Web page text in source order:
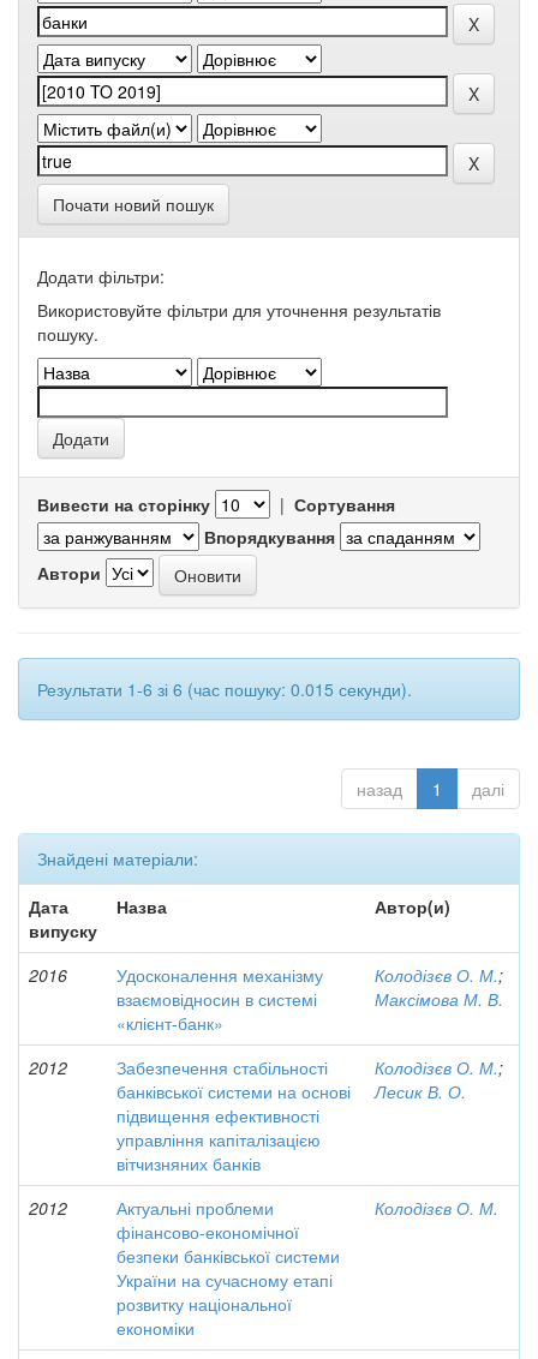
Почати новий пошук
Додати фільтри:
Використовуйте фільтри для уточнення результатів
пошуку.
Вивести на сторінку | Сортування
Впорядкування
Автори
Результати 1-6 зі 6 (час пошуку: 0.015 секунди).
назад 1 далі
Знайдені матеріали:
Дата
випуску
Назва Автор(и)
2016
Удосконалення механізму
взаємовідносин в системі
«клієнт-банк»
Колодізєв О. М.;
Максімова М. В.
2012
Забезпечення стабільності
банківської системи на основі
підвищення ефективності
управління капіталізацією
вітчизняних банків
Колодізєв О. М.;
Лесик В. О.
2012
Актуальні проблеми
фінансово-економічної
безпеки банківської системи
України на сучасному етапі
розвитку національної
економіки
Колодізєв О. М.